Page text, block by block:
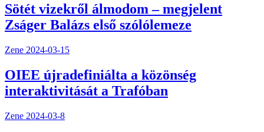
Sötét vizekről álmodom – megjelent
Zságer Balázs első szólólemeze
Zene 2024-03-15
OIEE újradefiniálta a közönség
interaktivitását a Trafóban
Zene 2024-03-8